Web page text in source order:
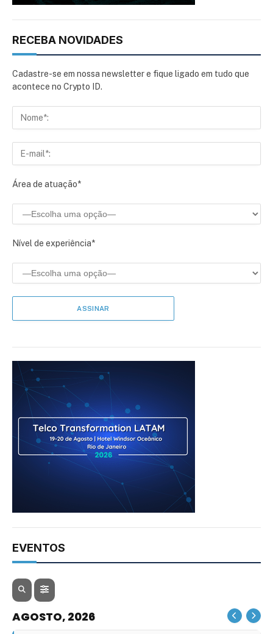
RECEBA NOVIDADES
Cadastre-se em nossa newsletter e fique ligado em tudo que
acontece no Crypto ID.
Área de atuação*
Nível de experiência*
EVENTOS
AGOSTO, 2026